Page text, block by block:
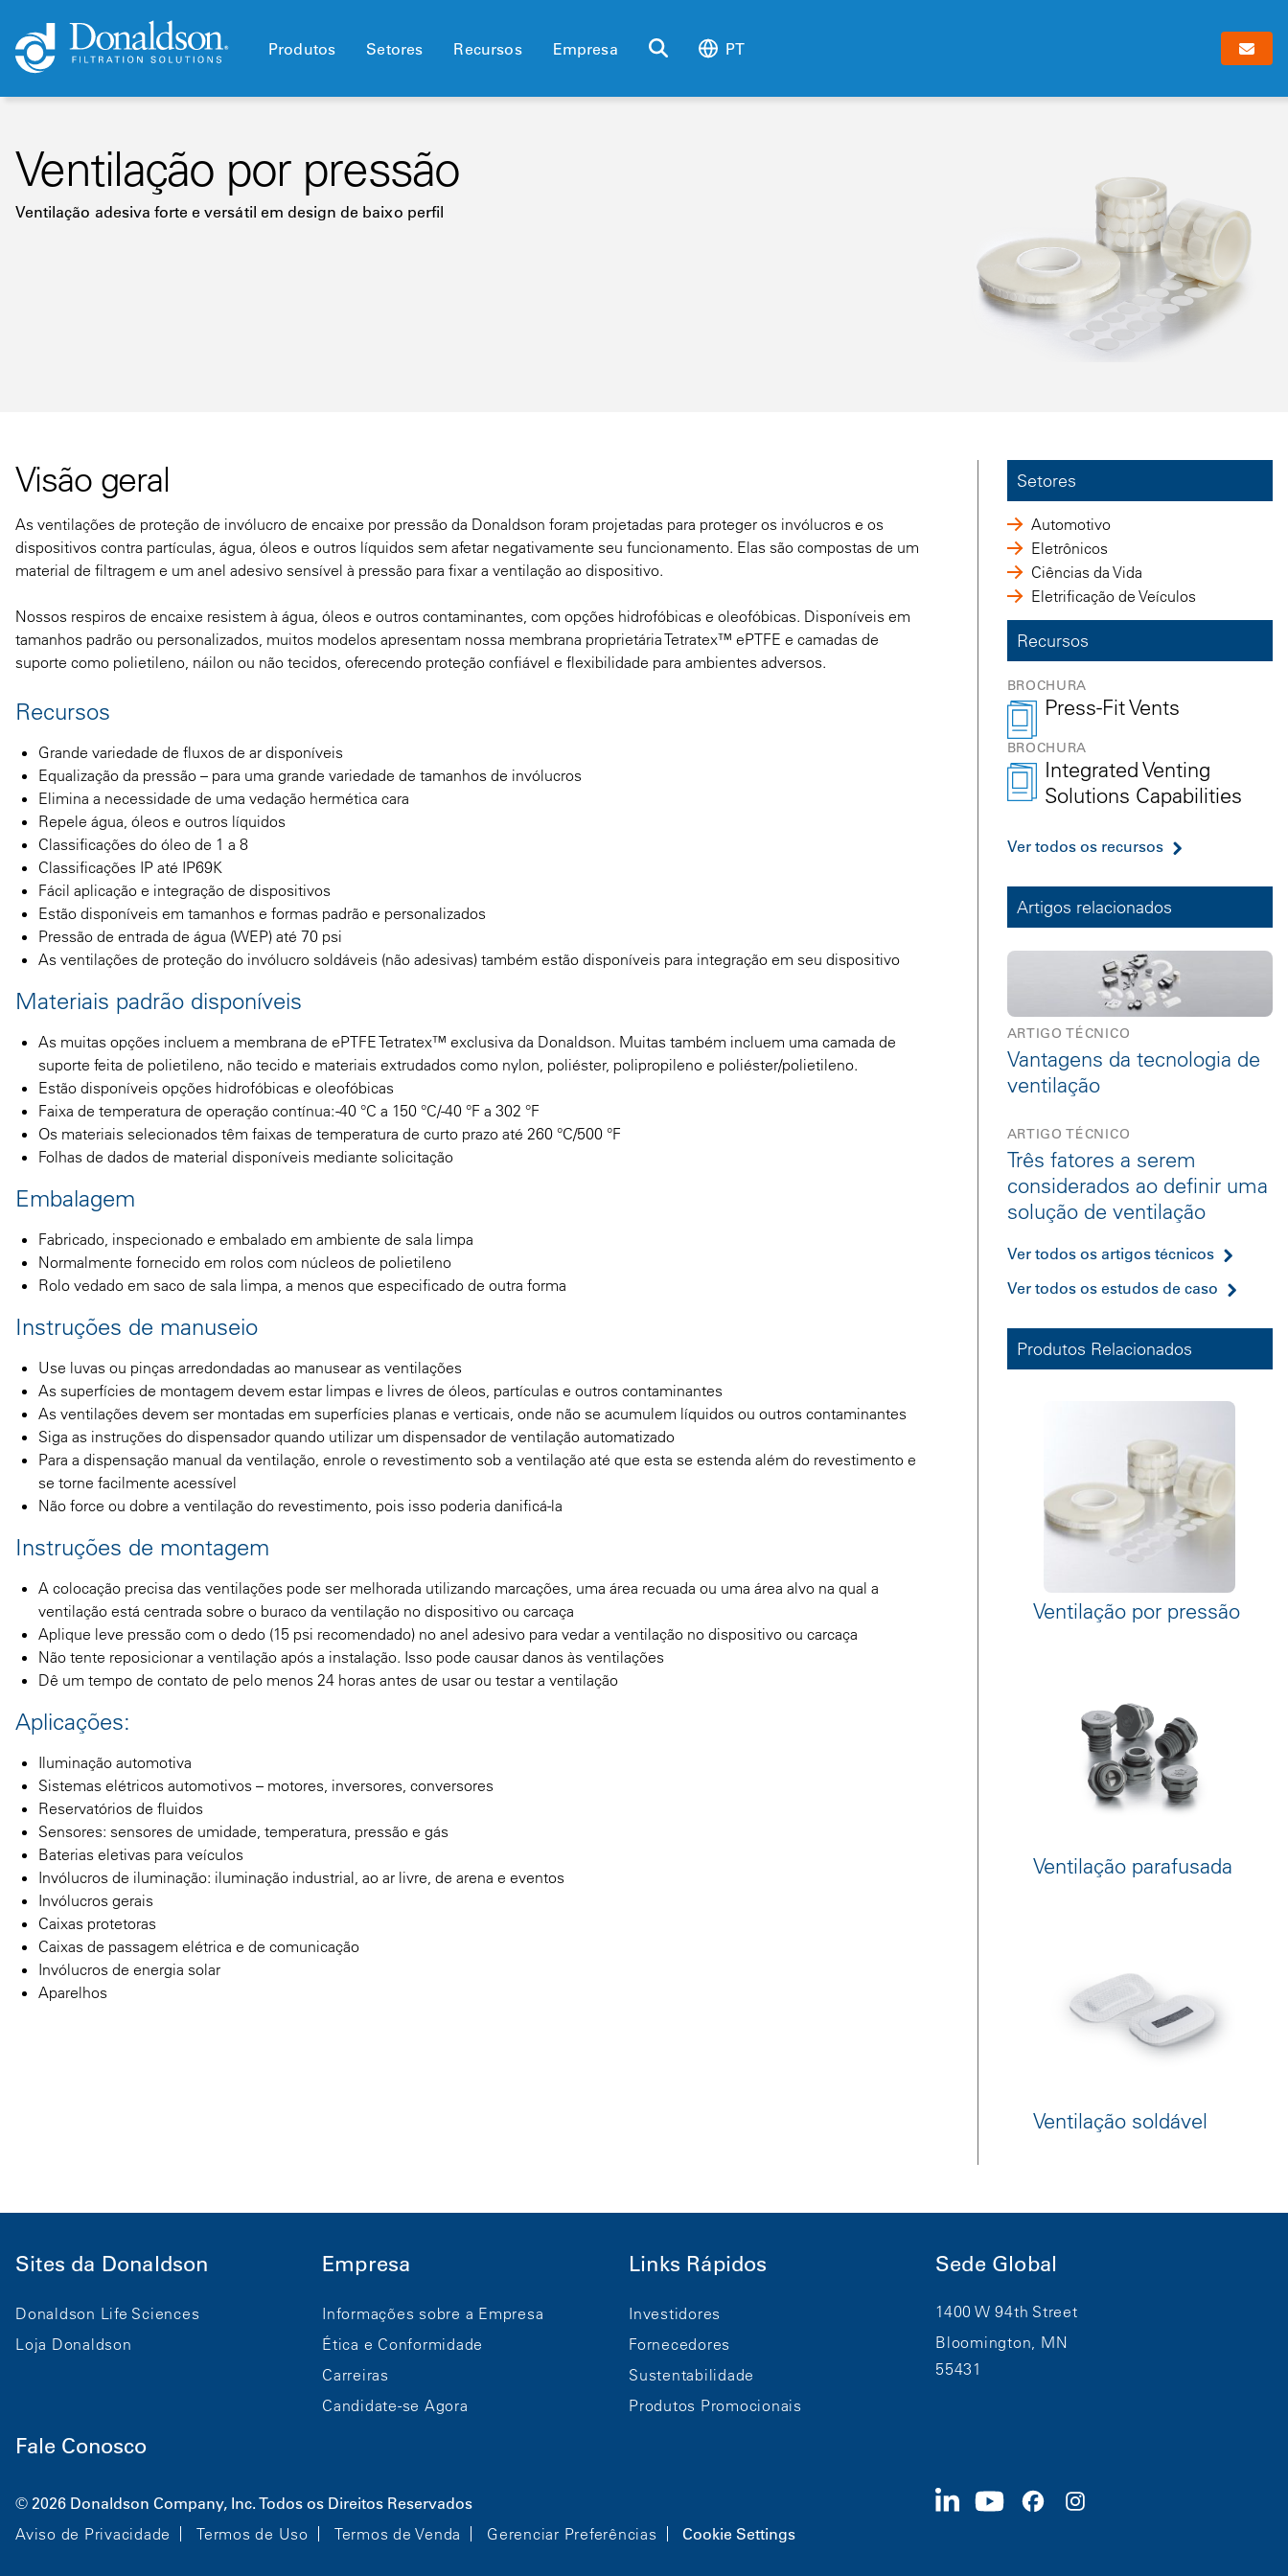
Produtos Setores Recursos Empresa PT
Ventilação por pressão
Ventilação adesiva forte e versátil em design de baixo perfil
Visão geral
As ventilações de proteção de invólucro de encaixe por pressão da Donaldson foram projetadas para proteger os invólucros e os
dispositivos contra partículas, água, óleos e outros líquidos sem afetar negativamente seu funcionamento. Elas são compostas de um
material de filtragem e um anel adesivo sensível à pressão para fixar a ventilação ao dispositivo.
Nossos respiros de encaixe resistem à água, óleos e outros contaminantes, com opções hidrofóbicas e oleofóbicas. Disponíveis em
tamanhos padrão ou personalizados, muitos modelos apresentam nossa membrana proprietária Tetratex™ ePTFE e camadas de
suporte como polietileno, náilon ou não tecidos, oferecendo proteção confiável e flexibilidade para ambientes adversos.
Recursos
Grande variedade de fluxos de ar disponíveis
Equalização da pressão – para uma grande variedade de tamanhos de invólucros
Elimina a necessidade de uma vedação hermética cara
Repele água, óleos e outros líquidos
Classificações do óleo de 1 a 8
Classificações IP até IP69K
Fácil aplicação e integração de dispositivos
Estão disponíveis em tamanhos e formas padrão e personalizados
Pressão de entrada de água (WEP) até 70 psi
As ventilações de proteção do invólucro soldáveis (não adesivas) também estão disponíveis para integração em seu dispositivo
Materiais padrão disponíveis
As muitas opções incluem a membrana de ePTFE Tetratex™ exclusiva da Donaldson. Muitas também incluem uma camada de
suporte feita de polietileno, não tecido e materiais extrudados como nylon, poliéster, polipropileno e poliéster/polietileno.
Estão disponíveis opções hidrofóbicas e oleofóbicas
Faixa de temperatura de operação contínua: -40 °C a 150 °C/-40 °F a 302 °F
Os materiais selecionados têm faixas de temperatura de curto prazo até 260 °C/500 °F
Folhas de dados de material disponíveis mediante solicitação
Embalagem
Fabricado, inspecionado e embalado em ambiente de sala limpa
Normalmente fornecido em rolos com núcleos de polietileno
Rolo vedado em saco de sala limpa, a menos que especificado de outra forma
Instruções de manuseio
Use luvas ou pinças arredondadas ao manusear as ventilações
As superfícies de montagem devem estar limpas e livres de óleos, partículas e outros contaminantes
As ventilações devem ser montadas em superfícies planas e verticais, onde não se acumulem líquidos ou outros contaminantes
Siga as instruções do dispensador quando utilizar um dispensador de ventilação automatizado
Para a dispensação manual da ventilação, enrole o revestimento sob a ventilação até que esta se estenda além do revestimento e
se torne facilmente acessível
Não force ou dobre a ventilação do revestimento, pois isso poderia danificá-la
Instruções de montagem
A colocação precisa das ventilações pode ser melhorada utilizando marcações, uma área recuada ou uma área alvo na qual a
ventilação está centrada sobre o buraco da ventilação no dispositivo ou carcaça
Aplique leve pressão com o dedo (15 psi recomendado) no anel adesivo para vedar a ventilação no dispositivo ou carcaça
Não tente reposicionar a ventilação após a instalação. Isso pode causar danos às ventilações
Dê um tempo de contato de pelo menos 24 horas antes de usar ou testar a ventilação
Aplicações:
Iluminação automotiva
Sistemas elétricos automotivos – motores, inversores, conversores
Reservatórios de fluidos
Sensores: sensores de umidade, temperatura, pressão e gás
Baterias eletivas para veículos
Invólucros de iluminação: iluminação industrial, ao ar livre, de arena e eventos
Invólucros gerais
Caixas protetoras
Caixas de passagem elétrica e de comunicação
Invólucros de energia solar
Aparelhos
Setores
Automotivo
Eletrônicos
Ciências da Vida
Eletrificação de Veículos
Recursos
BROCHURA
Press-Fit Vents
BROCHURA
Integrated Venting
Solutions Capabilities
Ver todos os recursos
Artigos relacionados
ARTIGO TÉCNICO
Vantagens da tecnologia de
ventilação
ARTIGO TÉCNICO
Três fatores a serem
considerados ao definir uma
solução de ventilação
Ver todos os artigos técnicos
Ver todos os estudos de caso
Produtos Relacionados
Ventilação por pressão
Ventilação parafusada
Ventilação soldável
Sites da Donaldson
Donaldson Life Sciences
Loja Donaldson
Empresa
Informações sobre a Empresa
Ética e Conformidade
Carreiras
Candidate-se Agora
Links Rápidos
Investidores
Fornecedores
Sustentabilidade
Produtos Promocionais
Sede Global
1400 W 94th Street
Bloomington, MN
55431
Fale Conosco
© 2026 Donaldson Company, Inc. Todos os Direitos Reservados
Aviso de Privacidade
Termos de Uso Termos de Venda Gerenciar Preferências Cookie Settings